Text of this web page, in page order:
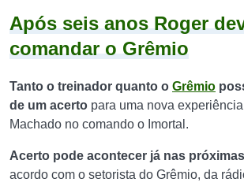
Após seis anos Roger
comandar o Grêmio
Tanto o treinador quanto o Grêmio
de um acerto para uma nova
Machado no comando o Imortal.
Acerto pode acontecer já nas
acordo com o setorista do Grêmio, da